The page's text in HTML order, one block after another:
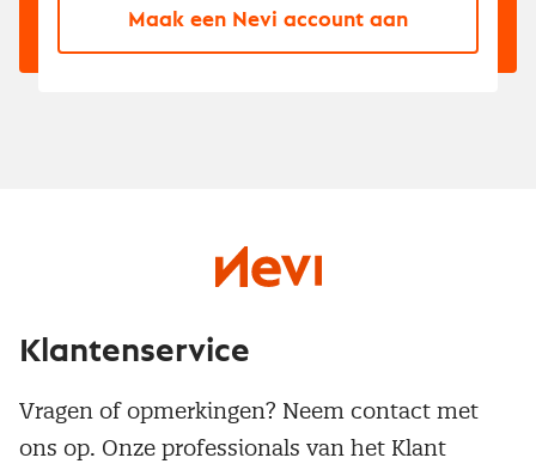
Maak een Nevi account aan
Klantenservice
Vragen of opmerkingen? Neem contact met
ons op. Onze professionals van het Klant